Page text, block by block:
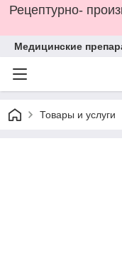
Рецептурно-
Медицинские
Товары и услуги